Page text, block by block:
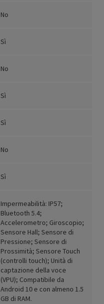
No
Sì
No
Sì
Sì
No
Sì
Impermeabilità: IP57;
Bluetooth 5.4;
Accelerometro; Giroscopio;
Sensore Hall; Sensore di
Pressione; Sensore di
Prossimità; Sensore Touch
(controlli touch); Unità di
captazione della voce
(VPU); Compatibile da
Android 10 e con almeno 1.5
GB di RAM.